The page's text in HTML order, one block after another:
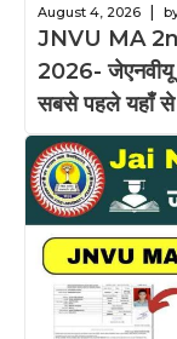
August 4, 2026 |
JNVU MA
2026- जेएनवीयू
सबसे पहले यहाँ